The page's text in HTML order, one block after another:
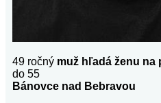
49 ročný muž hľadá ženu na
do 55
Bánovce nad Bebravou